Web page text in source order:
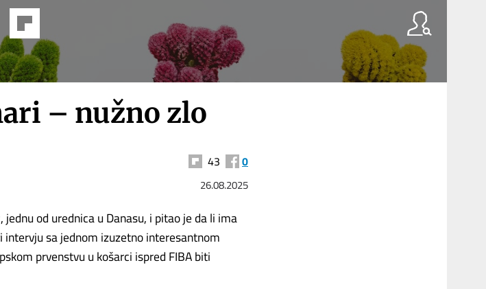
– nužno zlo
43 0
26.08.2025
od urednica u Danasu, i pitao je da li ima
sa jednom izuzetno interesantnom
prvenstvu u košarci ispred FIBA biti